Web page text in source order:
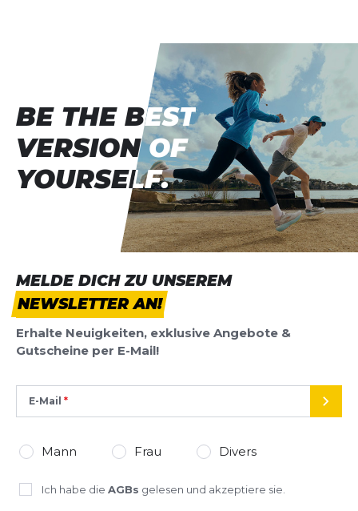
Rezension
Rezension
Dieses Formular ist durch reCAPTCHA geschützt – es gelten die
Datenschutzbestimmungenund
Google.
MELDE DICH ZU UNSEREM
NEWSLETTER AN!
Erhalte Neuigkeiten, exklusive Angebote &
Gutscheine per E-Mail!
E-Mail
Mann Frau Divers
Ich habe die AGBs gelesen und akzeptiere sie.
BE THE BEST
VERSION OF
YOURSELF.
BE THE BEST
VERSION OF
YOURSELF.